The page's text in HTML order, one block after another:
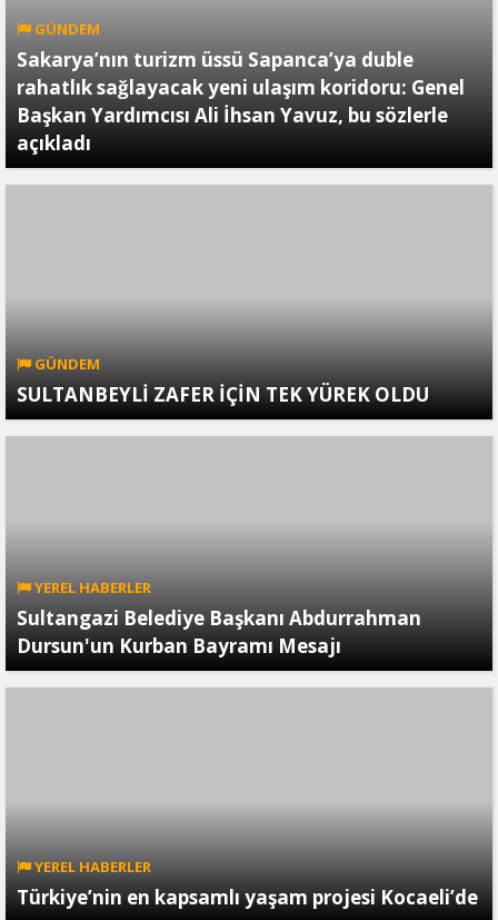
GÜNDEM
Sakarya’nın turizm üssü Sapanca’ya duble
rahatlık sağlayacak yeni ulaşım koridoru: Genel
Başkan Yardımcısı Ali İhsan Yavuz, bu sözlerle
açıkladı
GÜNDEM
SULTANBEYLİ ZAFER İÇİN TEK YÜREK OLDU
YEREL HABERLER
Sultangazi Belediye Başkanı Abdurrahman
Dursun'un Kurban Bayramı Mesajı
YEREL HABERLER
Türkiye’nin en kapsamlı yaşam projesi Kocaeli’de